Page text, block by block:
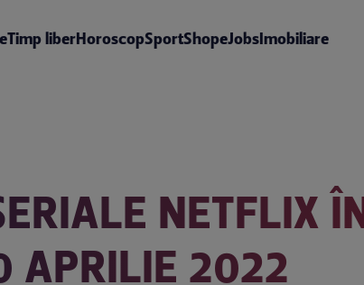
Timp liberHoroscopSportShopeJobsImobiliare
NETFLIX
APRILIE 2022